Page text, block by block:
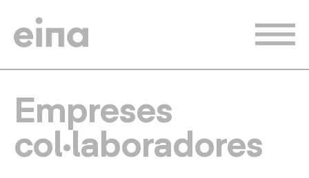
Empreses
col·laboradores